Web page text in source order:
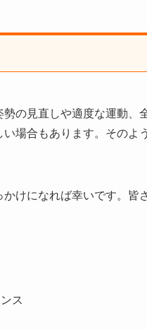
の見直しや適度な運動、
場合もあります。そのよ
けになれば幸いです。皆
ス